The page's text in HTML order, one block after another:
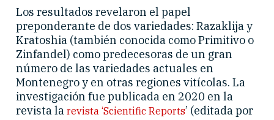
Los resultados revelaron el papel
preponderante de dos variedades: Razaklija y
Kratoshia (también conocida como Primitivo o
Zinfandel) como predecesoras de un gran
número de las variedades actuales en
Montenegro y en otras regiones vitícolas. La
investigación fue publicada en 2020 en la
revista la revista ‘Scientific Reports’ (editada por